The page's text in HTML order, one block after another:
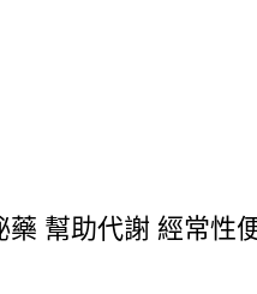
幫助代謝 經常